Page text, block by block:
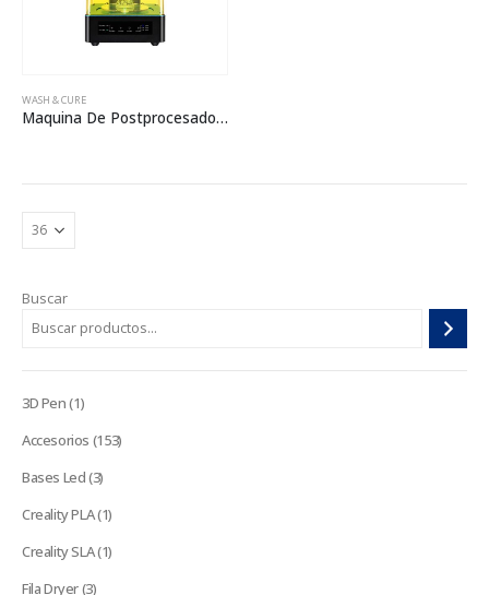
WASH & CURE
Maquina De Postprocesado De Resina 3D
Buscar
3D Pen 11
Accesorios 153153
Bases Led 33
Creality PLA 11
Creality SLA 11
Fila Dryer 33